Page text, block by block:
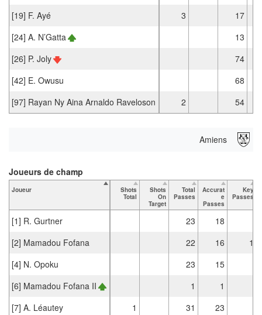
[19] F. Ayé
3
17
[24] A. N’Gatta
13
[26] P. Joly
74
[42] E. Owusu
68
[97] Rayan Ny Aina Arnaldo Raveloson
2 54
Amiens
Joueur
Shots
Total
Shots
On
Target
Total
Passes
Accurat
e
Passes
Key
Passes
[1] R. Gurtner 23
18
[2] Mamadou Fofana
22 16
1
[4] N. Opoku
23
15
[6] Mamadou Fofana II
1
1
[7] A. Léautey
1 31 23
Joueurs de champ